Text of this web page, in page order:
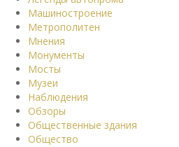
Машиностроение
Метрополитен
Мнения
Монументы
Мосты
Музеи
Наблюдения
Обзоры
Общественные здания
Общество